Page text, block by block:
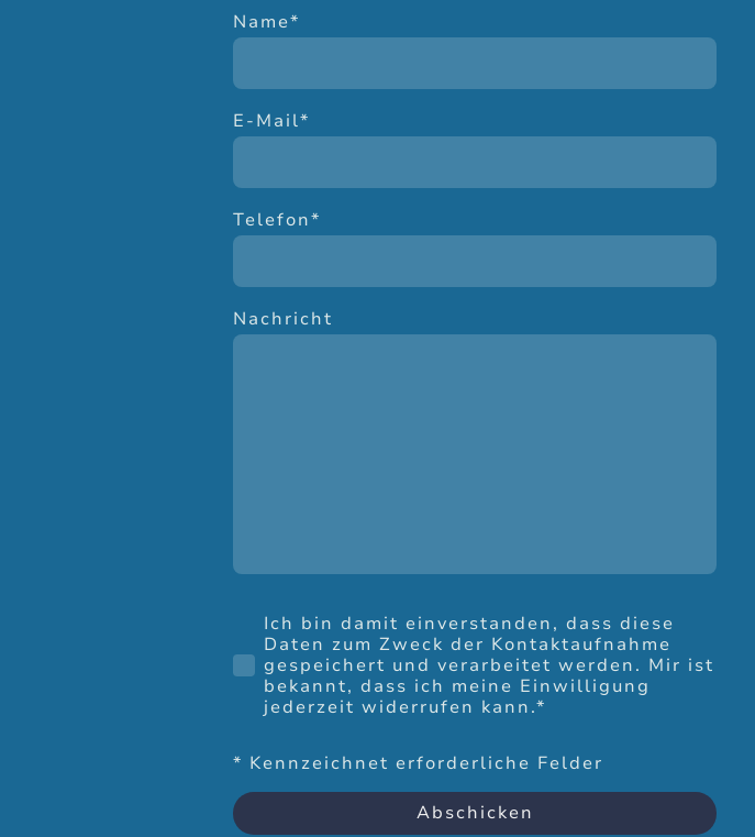
Name*
E-Mail*
Telefon*
Nachricht
Ich bin damit einverstanden, dass diese
Daten zum Zweck der Kontaktaufnahme
gespeichert und verarbeitet werden. Mir ist
bekannt, dass ich meine Einwilligung
jederzeit widerrufen kann.*
* Kennzeichnet erforderliche Felder
Abschicken